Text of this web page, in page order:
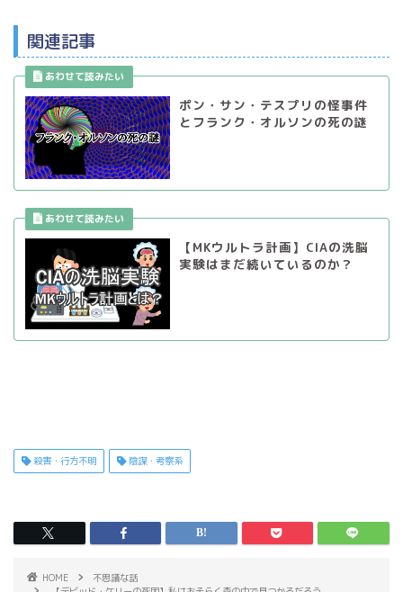
関連記事
ポン・サン・テスプリの怪事件
とフランク・オルソンの死の謎
【MKウルトラ計画】CIAの洗脳
実験はまだ続いているのか？
殺害・行方不明 陰謀・考察系
HOME
不思議な話